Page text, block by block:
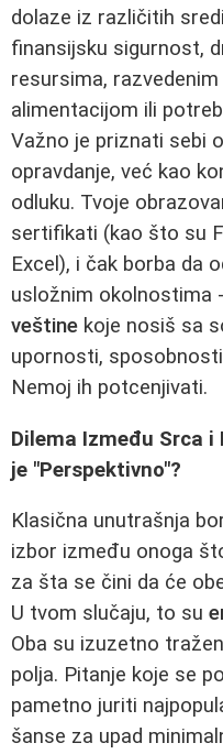
dolaze iz različitih
finansijsku sigurnost,
resursima,
alimentacijom ili
Važno je priznati sebi
opravdanje, već kao
odluku. Tvoje
sertifikati (kao što su
Excel), i čak borba da
usložnim okolnostima
veštine koje nosiš sa
upornosti,
Nemoj ih potcenjivati.
Dilema Između Srca
je "Perspektivno"?
Klasična unutrašnja
izbor između onoga
za šta se čini da će
U tvom slučaju, to su
Oba su izuzetno
polja. Pitanje koje se
pametno juriti
šanse za upad